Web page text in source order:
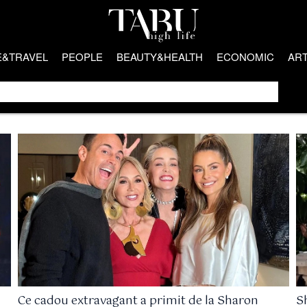
PEOPLE BEAUTY&HEALTH ECONOMIC
Ce cadou extravagant a primit de la Sharon